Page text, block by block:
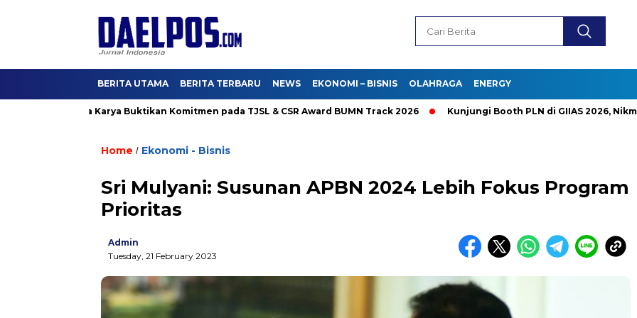
BERITA UTAMA BERITA TERBARU NEWS EKONOMI – BISNIS OLAHRAGA ENERGY
Hutama Karya Buktikan Komitmen pada TJSL & CSR Award BUMN Track 2026 Kunjungi Booth PLN di GIIAS 2026, Nikmati
Home / Ekonomi - Bisnis
Sri Mulyani: Susunan APBN 2024 Lebih Fokus Program
Prioritas
Admin
Tuesday, 21 February 2023